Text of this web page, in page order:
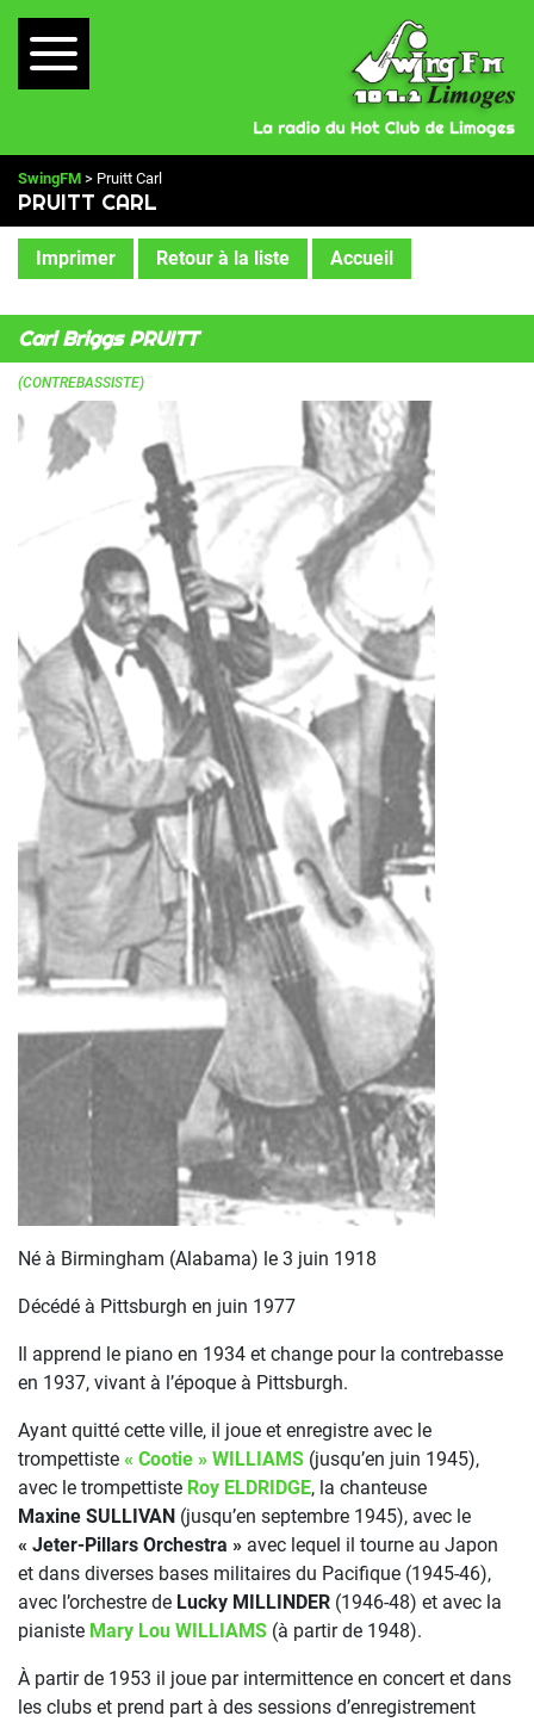
SwingFM > Pruitt Carl
PRUITT CARL
Imprimer Retour à la liste Accueil
Carl Briggs PRUITT
(CONTREBASSISTE)
Né à Birmingham (Alabama) le 3 juin 1918
Décédé à Pittsburgh en juin 1977
Il apprend le piano en 1934 et change pour la contrebasse
en 1937, vivant à l’époque à Pittsburgh.
Ayant quitté cette ville, il joue et enregistre avec le
trompettiste « Cootie » WILLIAMS (jusqu’en juin 1945),
avec le trompettiste Roy ELDRIDGE, la chanteuse
Maxine SULLIVAN (jusqu’en septembre 1945), avec le
« Jeter-Pillars Orchestra » avec lequel il tourne au Japon
et dans diverses bases militaires du Pacifique (1945-46),
avec l’orchestre de Lucky MILLINDER (1946-48) et avec la
pianiste Mary Lou WILLIAMS (à partir de 1948).
À partir de 1953 il joue par intermittence en concert et dans
les clubs et prend part à des sessions d’enregistrement